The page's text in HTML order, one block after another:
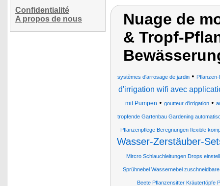
Confidentialité
A propos de nous
Nuage de
& Tropf-
systèmes d'arrosage de jardin•
d'irrigation wifi avec
mit Pumpen • goutteur d'irrigation•
tropfende Gartenbau Gardening
Pflanzenpflege Beregnungen flexible
Wasser-Zerstäuber-
Mircro Schlauchleitungen Drops
Sprühnebel Wassernebel
Beete Pflanzensitter Kräutertöpfe